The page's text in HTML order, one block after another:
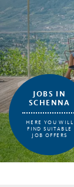
JOBS IN
SCHENNA
HERE YOU WILL
FIND SUITABLE
JOB OFFERS